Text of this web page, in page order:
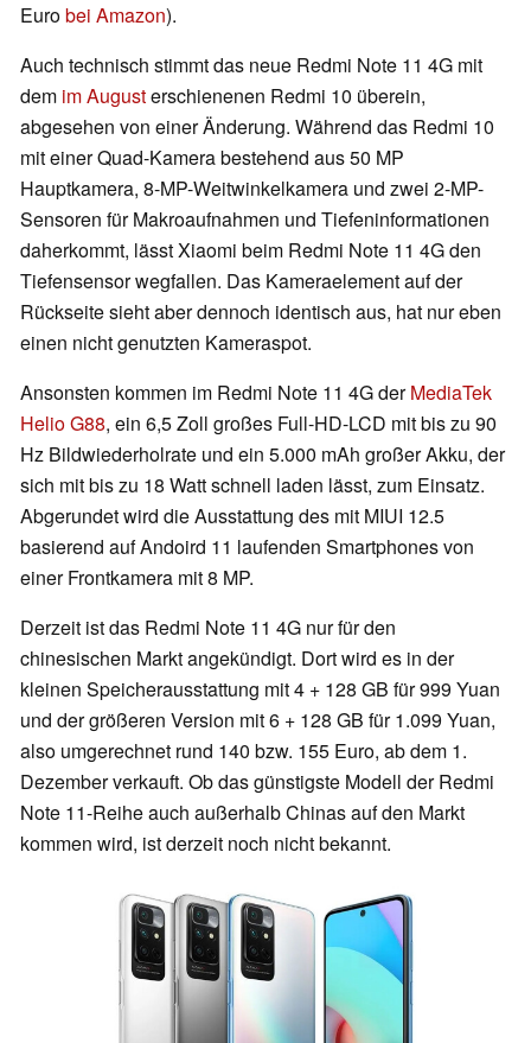
Eurobei Amazon).
Auch technisch stimmt das neue Redmi Note 11 4G mit
dem im Augusterschienenen Redmi 10 überein,
abgesehen von einer Änderung. Während das Redmi 10
mit einer Quad-Kamera bestehend aus 50 MP
Hauptkamera, 8-MP-Weitwinkelkamera und zwei 2-MP-
Sensoren für Makroaufnahmen und Tiefeninformationen
daherkommt, lässt Xiaomi beim Redmi Note 11 4G den
Tiefensensor wegfallen. Das Kameraelement auf der
Rückseite sieht aber dennoch identisch aus, hat nur eben
einen nicht genutzten Kameraspot.
Ansonsten kommen im Redmi Note 11 4G derMediaTek
Helio G88, ein 6,5 Zoll großes Full-HD-LCD mit bis zu 90
Hz Bildwiederholrate und ein 5.000 mAh großer Akku, der
sich mit bis zu 18 Watt schnell laden lässt, zum Einsatz.
Abgerundet wird die Ausstattung des mit MIUI 12.5
basierend auf Andoird 11 laufenden Smartphones von
einer Frontkamera mit 8 MP.
Derzeit ist das Redmi Note 11 4G nur für den
chinesischen Markt angekündigt. Dort wird es in der
kleinen Speicherausstattung mit 4 + 128 GB für 999 Yuan
und der größeren Version mit 6 + 128 GB für 1.099 Yuan,
also umgerechnet rund 140 bzw. 155 Euro, ab dem 1.
Dezember verkauft. Ob das günstigste Modell der Redmi
Note 11-Reihe auch außerhalb Chinas auf den Markt
kommen wird, ist derzeit noch nicht bekannt.